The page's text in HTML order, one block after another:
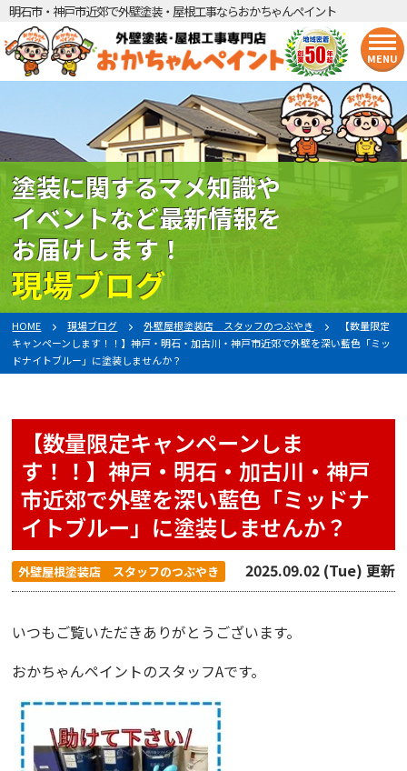
明石市・神戸市近郊で外壁塗装・屋根工事ならおかちゃんペイント
MENU
塗装に関するマメ知識や
イベントなど最新情報を
お届けします！
現場ブログ
HOME 現場ブログ 外壁屋根塗装店 スタッフのつぶやき
【数量限定
キャンペーンします！！】神戸・明石・加古川・神戸市近郊で外壁を深い藍色「ミッ
ドナイトブルー」に塗装しませんか？
【数量限定キャンペーンしま
す！！】神戸・明石・加古川・神戸
市近郊で外壁を深い藍色「ミッドナ
イトブルー」に塗装しませんか？
外壁屋根塗装店 スタッフのつぶやき 2025.09.02 (Tue) 更新
いつもご覧いただきありがとうございます。
おかちゃんペイントのスタッフAです。